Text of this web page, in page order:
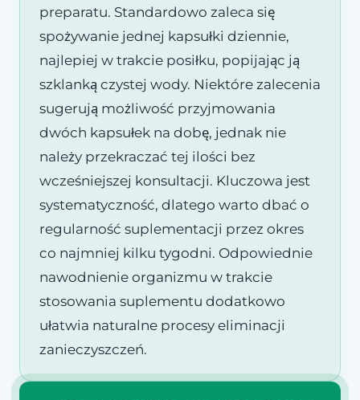
preparatu. Standardowo zaleca się
spożywanie jednej kapsułki dziennie,
najlepiej w trakcie posiłku, popijając ją
szklanką czystej wody. Niektóre zalecenia
sugerują możliwość przyjmowania
dwóch kapsułek na dobę, jednak nie
należy przekraczać tej ilości bez
wcześniejszej konsultacji. Kluczowa jest
systematyczność, dlatego warto dbać o
regularność suplementacji przez okres
co najmniej kilku tygodni. Odpowiednie
nawodnienie organizmu w trakcie
stosowania suplementu dodatkowo
ułatwia naturalne procesy eliminacji
zanieczyszczeń.